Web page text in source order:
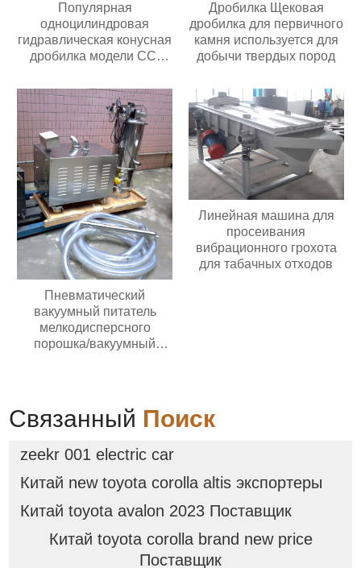
Популярная
одноцилиндровая
гидравлическая конусная
дробилка модели CC,
подходит для всех видов
дробилок для
переработки руды
Дробилка Щековая
дробилка для первичного
камня используется для
добычи твердых пород
Пневматический
вакуумный питатель
мелкодисперсного
порошка/вакуумный
Линейная машина для
просеивания
вибрационного грохота
для табачных отходов
Связанный Поиск
zeekr 001 electric car
Китай new toyota corolla altis экспортеры
Китай toyota avalon 2023 Поставщик
Китай toyota corolla brand new price
Поставщик